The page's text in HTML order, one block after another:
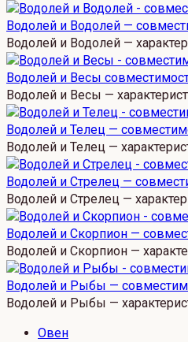
Водолей и Водолей —
Водолей и Водолей —
Водолей и Весы
Водолей и Весы —
Водолей и Телец —
Водолей и Телец —
Водолей и Стрелец —
Водолей и Стрелец —
Водолей и Скорпион —
Водолей и Скорпион —
Водолей и Рыбы —
Водолей и Рыбы —
Овен